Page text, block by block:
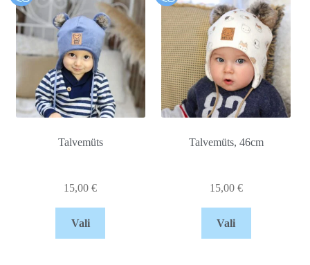
Talvemüts
15,00€
Vali
Talvemüts, 46cm
15,00 €
Vali